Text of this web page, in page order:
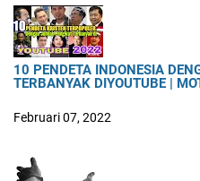
10 PENDETA INDONESIA
TERBANYAK DIYOUTUBE |
Februari 07, 2022